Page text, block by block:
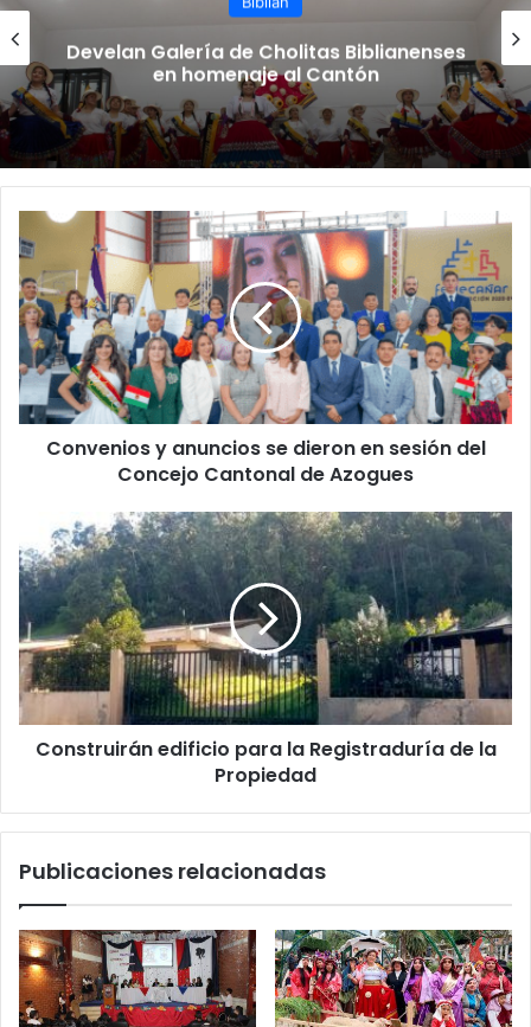
José Salamea Argudo busca la
reelección
Convenios y anuncios se dieron en sesión del
Concejo Cantonal de Azogues
Construirán edificio para la Registraduría de la
Propiedad
Publicaciones relacionadas